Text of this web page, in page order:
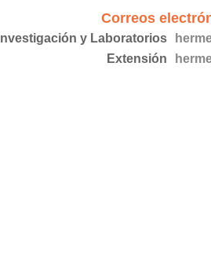
Correos
Investigación y Laboratorios
Extensión